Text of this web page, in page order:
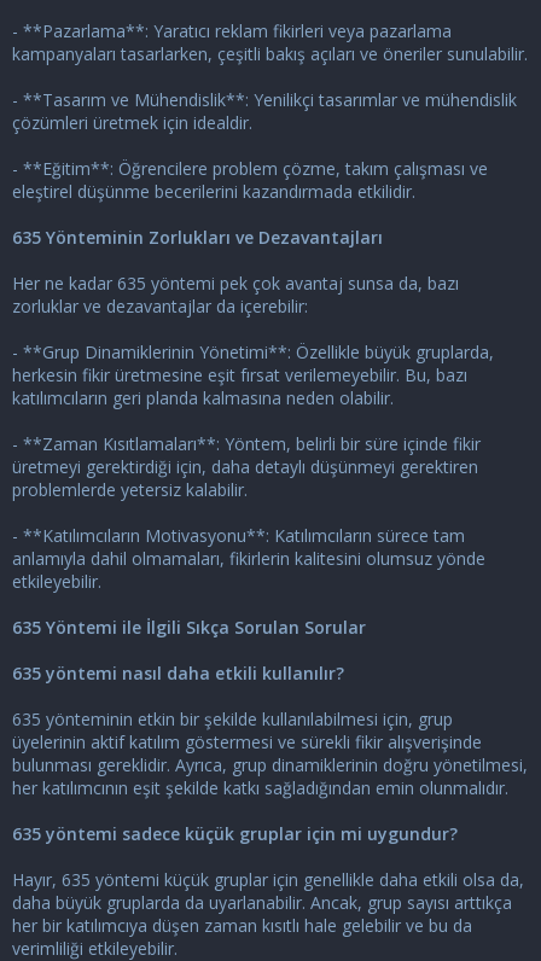
- **Pazarlama**: Yaratıcı reklam fikirleri veya pazarlama
kampanyaları tasarlarken, çeşitli bakış açıları ve öneriler sunulabilir.
- **Tasarım ve Mühendislik**: Yenilikçi tasarımlar ve mühendislik
çözümleri üretmek için idealdir.
- **Eğitim**: Öğrencilere problem çözme, takım çalışması ve
eleştirel düşünme becerilerini kazandırmada etkilidir.
635 Yönteminin Zorlukları ve Dezavantajları
Her ne kadar 635 yöntemi pek çok avantaj sunsa da, bazı
zorluklar ve dezavantajlar da içerebilir:
- **Grup Dinamiklerinin Yönetimi**: Özellikle büyük gruplarda,
herkesin fikir üretmesine eşit fırsat verilemeyebilir. Bu, bazı
katılımcıların geri planda kalmasına neden olabilir.
- **Zaman Kısıtlamaları**: Yöntem, belirli bir süre içinde fikir
üretmeyi gerektirdiği için, daha detaylı düşünmeyi gerektiren
problemlerde yetersiz kalabilir.
- **Katılımcıların Motivasyonu**: Katılımcıların sürece tam
anlamıyla dahil olmamaları, fikirlerin kalitesini olumsuz yönde
etkileyebilir.
635 Yöntemi ile İlgili Sıkça Sorulan Sorular
635 yöntemi nasıl daha etkili kullanılır?
635 yönteminin etkin bir şekilde kullanılabilmesi için, grup
üyelerinin aktif katılım göstermesi ve sürekli fikir alışverişinde
bulunması gereklidir. Ayrıca, grup dinamiklerinin doğru yönetilmesi,
her katılımcının eşit şekilde katkı sağladığından emin olunmalıdır.
635 yöntemi sadece küçük gruplar için mi uygundur?
Hayır, 635 yöntemi küçük gruplar için genellikle daha etkili olsa da,
daha büyük gruplarda da uyarlanabilir. Ancak, grup sayısı arttıkça
her bir katılımcıya düşen zaman kısıtlı hale gelebilir ve bu da
verimliliği etkileyebilir.